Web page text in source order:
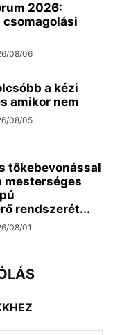
2026:
csomagolási
08/06
a kézi
amikor nem
08/05
tőkebevonással
mesterséges
rendszerét...
08/01